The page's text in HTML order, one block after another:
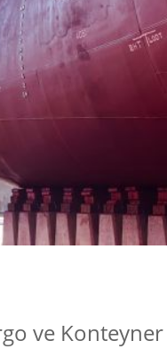
ve